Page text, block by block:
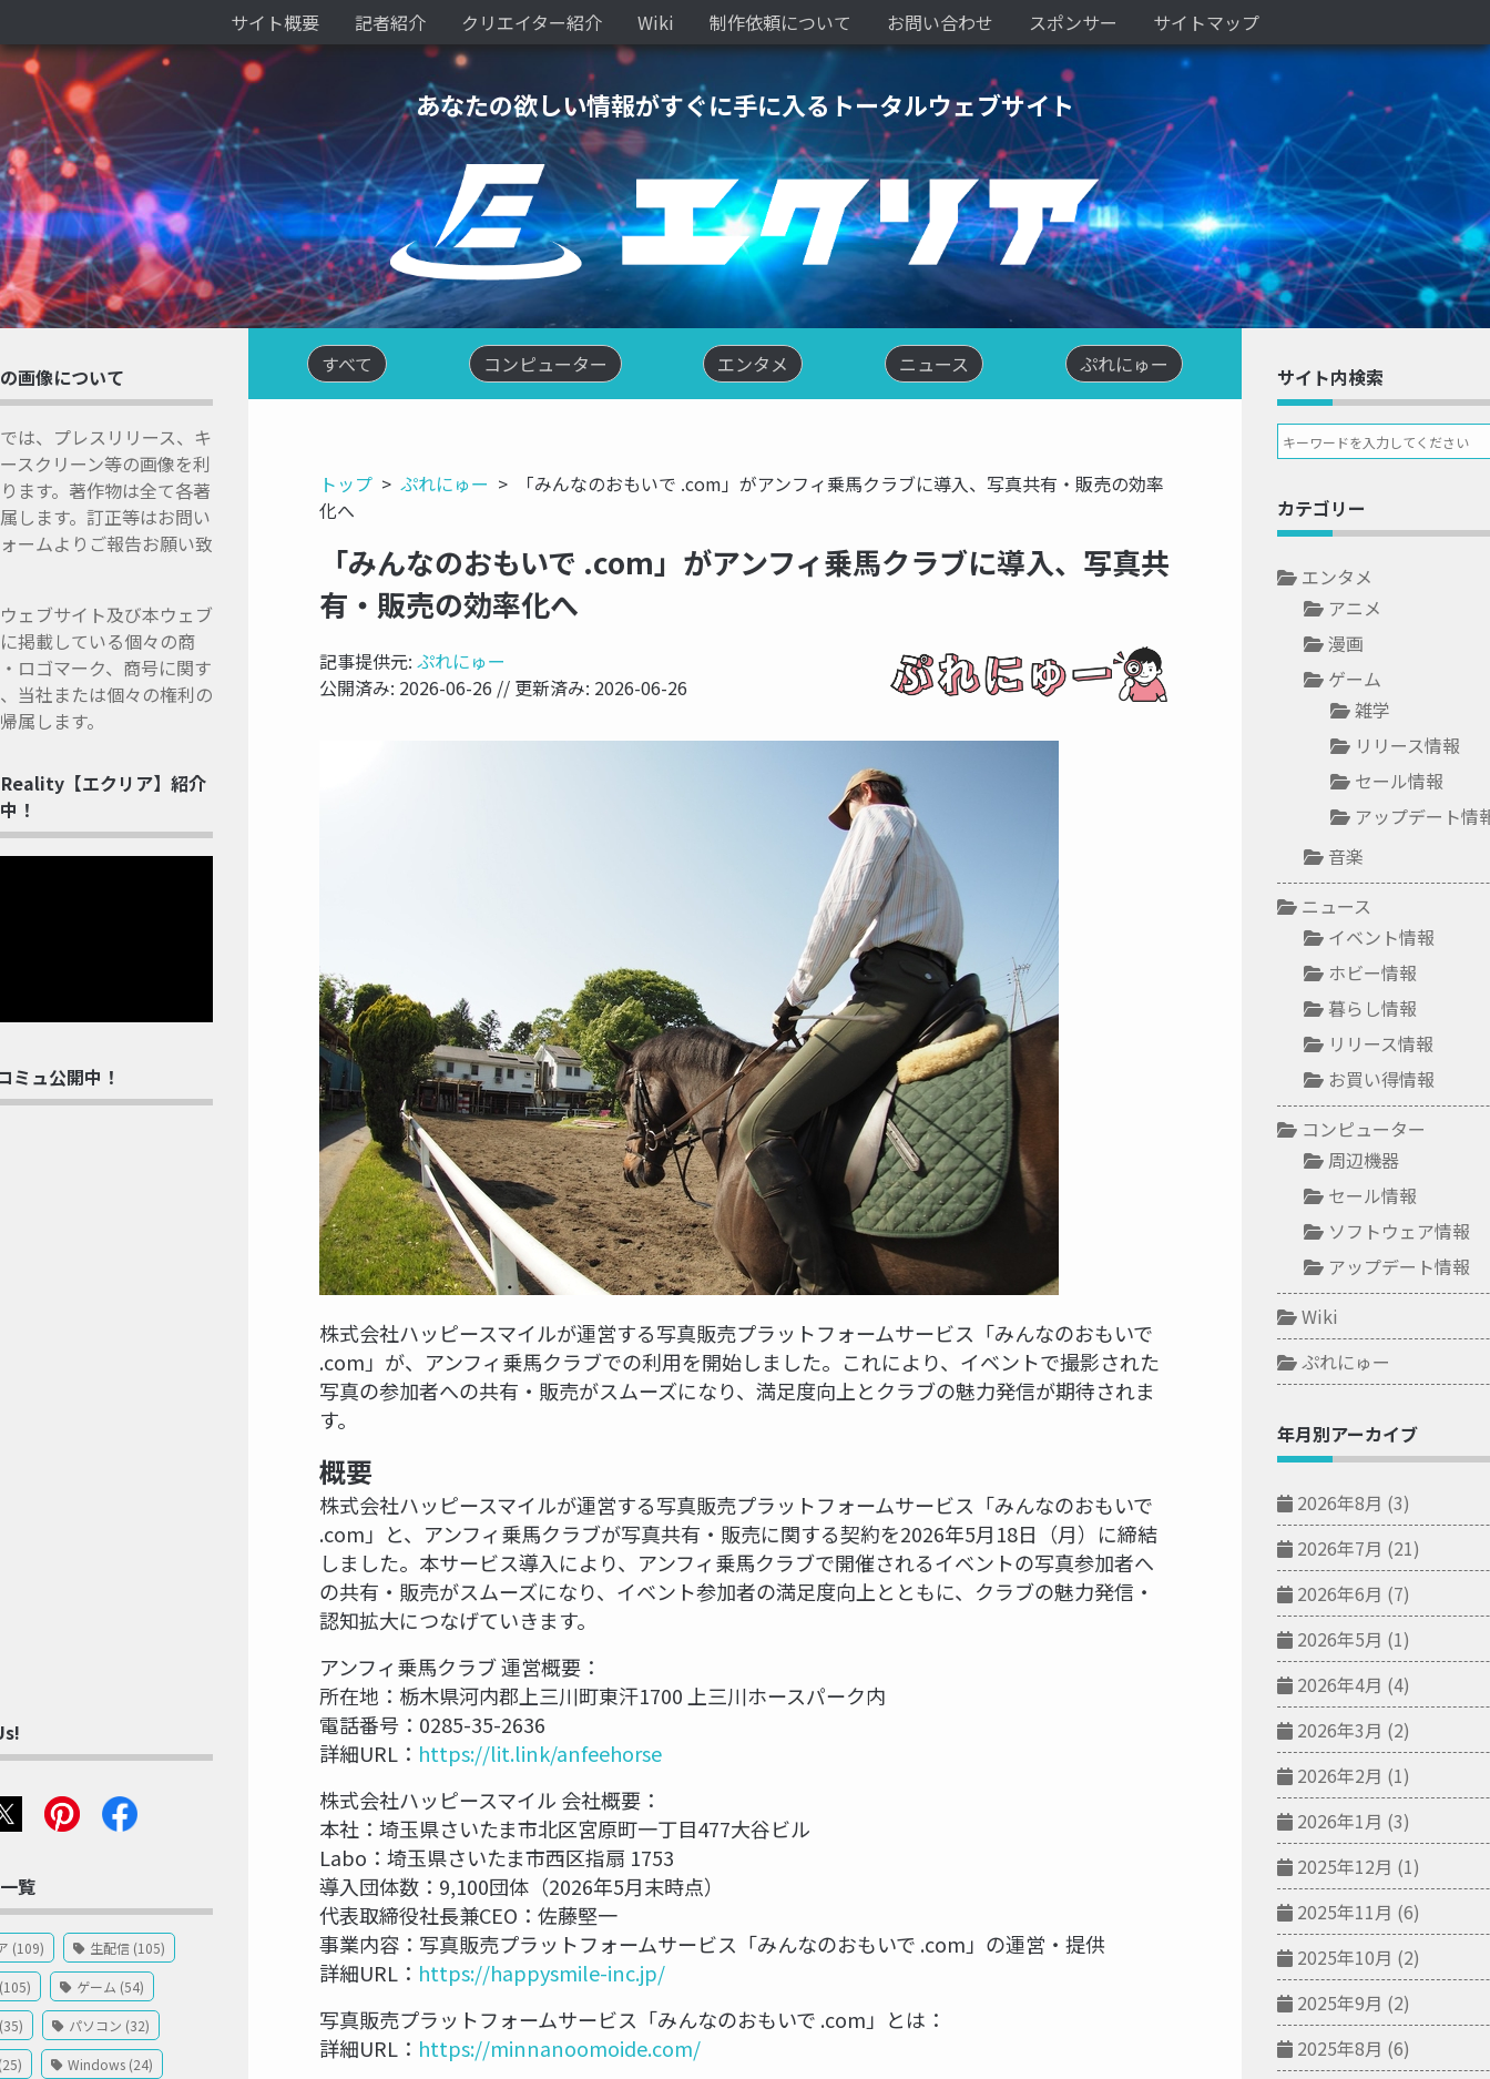
サイト概要 記者紹介 クリエイター紹介 Wiki 制作依頼について お問い合わせ スポンサー サイトマップ
あなたの欲しい情報がすぐに手に入るトータルウェブサイト
すべて コンピューター エンタメ ニュース ぷれにゅー
トップ ぷれにゅー
「みんなのおもいで .com」がアンフィ乗馬クラブに導入、写真共有・販売の効率
化へ
「みんなのおもいで .com」がアンフィ乗馬クラブに導入、写真共
有・販売の効率化へ
記事提供元: ぷれにゅー
公開済み: 2026-06-26 // 更新済み: 2026-06-26
株式会社ハッピースマイルが運営する写真販売プラットフォームサービス「みんなのおもいで
.com」が、アンフィ乗馬クラブでの利用を開始しました。これにより、イベントで撮影された
写真の参加者への共有・販売がスムーズになり、満足度向上とクラブの魅力発信が期待されま
す。
概要
株式会社ハッピースマイルが運営する写真販売プラットフォームサービス「みんなのおもいで
.com」と、アンフィ乗馬クラブが写真共有・販売に関する契約を2026年5月18日（月）に締結
しました。本サービス導入により、アンフィ乗馬クラブで開催されるイベントの写真参加者へ
の共有・販売がスムーズになり、イベント参加者の満足度向上とともに、クラブの魅力発信・
認知拡大につなげていきます。
アンフィ乗馬クラブ 運営概要：
所在地：栃木県河内郡上三川町東汗1700 上三川ホースパーク内
電話番号：0285-35-2636
詳細URL： https://lit.link/anfeehorse
株式会社ハッピースマイル 会社概要：
本社：埼玉県さいたま市北区宮原町一丁目477大谷ビル
Labo：埼玉県さいたま市西区指扇 1753
導入団体数：9,100団体（2026年5月末時点）
代表取締役社長兼CEO：佐藤堅一
事業内容：写真販売プラットフォームサービス「みんなのおもいで .com」の運営・提供
詳細URL： https://happysmile-inc.jp/
写真販売プラットフォームサービス「みんなのおもいで .com」とは：
詳細URL： https://minnanoomoide.com/
画像について
は、プレスリリース、キ
スクリーン等の画像を利
ます。著作物は全て各著
します。訂正等はお問い
ームよりご報告お願い致
ェブサイト及び本ウェブ
掲載している個々の商
ロゴマーク、商号に関す
当社または個々の権利の
属します。
【エクリア】紹介
！
ミュ公開中！
覧
(109) 生配信 (105)
ゲーム (54)
パソコン (32)
Windows (24)
サイト内検索
カテゴリー
エンタメ
アニメ
漫画
ゲーム
雑学
リリース情報
セール情報
アップデート情
音楽
ニュース
イベント情報
ホビー情報
暮らし情報
リリース情報
お買い得情報
コンピューター
周辺機器
セール情報
ソフトウェア情報
アップデート情報
Wiki
ぷれにゅー
年月別アーカイブ
2026年8月 (3)
2026年7月 (21)
2026年6月 (7)
2026年5月 (1)
2026年4月 (4)
2026年3月 (2)
2026年2月 (1)
2026年1月 (3)
2025年12月 (1)
2025年11月 (6)
2025年10月 (2)
2025年9月 (2)
2025年8月 (6)